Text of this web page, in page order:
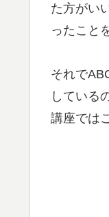
た方がい
ったこと
それで
している
講座では